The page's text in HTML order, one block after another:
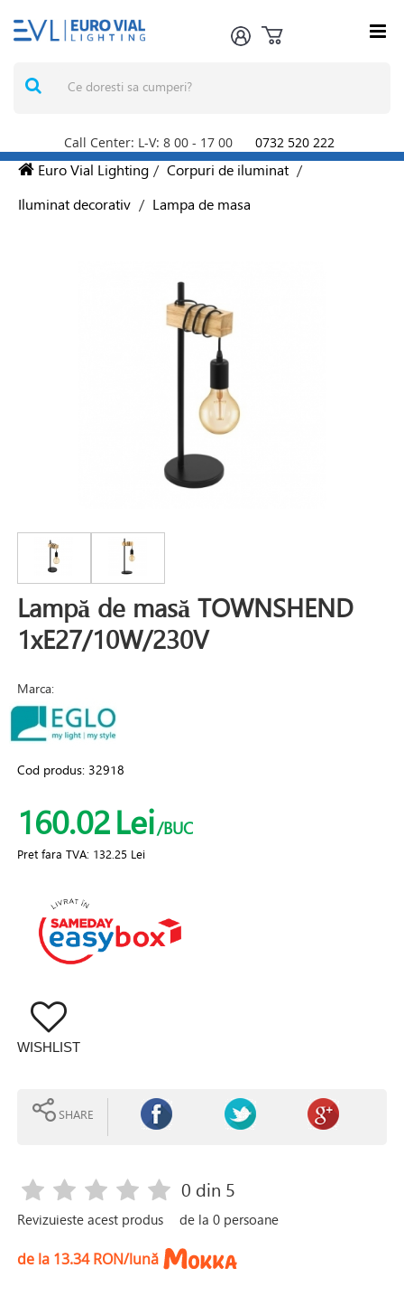
Call Center: L-V: 8 00 - 17 00 0732 520 222
Euro Vial Lighting / Corpuri de iluminat /
Iluminat decorativ / Lampa de masa
Lampă de masă TOWNSHEND
1xE27/10W/230V
Marca:
Cod produs:32918
160.02Lei/BUC
Pret fara TVA: 132.25 Lei
WISHLIST
SHARE
Revizuieste acest produs
0 din 5
de la0 persoane
de la 13.34 RON/lună